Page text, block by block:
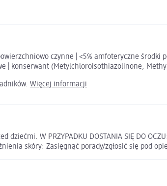
czynne | <5% amfoteryczne
| konserwant (Metylchloroisothiazolinone,
Więcej informacji
dziećmi. W PRZYPADKU DOSTANIA SIĘ DO
skóry: Zasięgnąć porady/zgłosić się pod